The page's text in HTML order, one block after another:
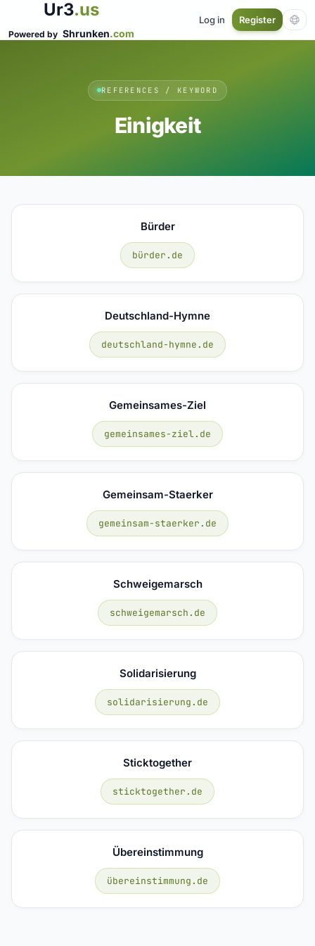
Ur3.us
Powered by Shrunken.com
Log in Register
REFERENCES / KEYWORD
Einigkeit
Bürder
bürder.de
Deutschland-Hymne
deutschland-hymne.de
Gemeinsames-Ziel
gemeinsames-ziel.de
Gemeinsam-Staerker
gemeinsam-staerker.de
Schweigemarsch
schweigemarsch.de
Solidarisierung
solidarisierung.de
Sticktogether
sticktogether.de
Übereinstimmung
übereinstimmung.de